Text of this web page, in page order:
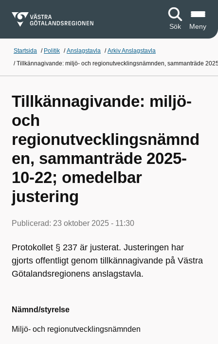
Sök Meny
Startsida / Politik /Anslagstavla /Arkiv Anslagstavla
/Tillkännagivande: miljö- och regionutvecklingsnämnden, sammanträde
Tillkännagivande: miljö-
och
regionutvecklingsnämnd
en, sammanträde 2025-
10-22; omedelbar
justering
Publicerad: 23 oktober 2025 - 11:30
Protokollet § 237 är justerat. Justeringen har
gjorts offentligt genom tillkännagivande på Västra
Götalandsregionens anslagstavla.
Nämnd/styrelse
Miljö- och regionutvecklingsnämnden